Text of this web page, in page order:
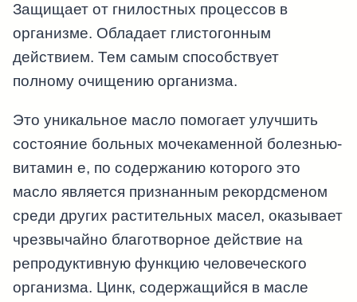
Защищает от гнилостных процессов в
организме. Обладает глистогонным
действием. Тем самым способствует
полному очищению организма.
Это уникальное масло помогает улучшить
состояние больных мочекаменной болезнью-
витамин е, по содержанию которого это
масло является признанным рекордсменом
среди других растительных масел, оказывает
чрезвычайно благотворное действие на
репродуктивную функцию человеческого
организма. Цинк, содержащийся в масле